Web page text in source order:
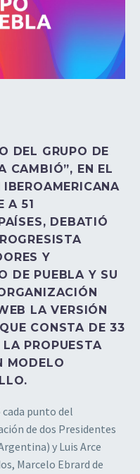
DEL GRUPO DE
CAMBIÓ”, EN EL
A 51
DEBATIÓ
Y
DE PUEBLA Y SU
LA VERSIÓN
CONSTA DE 33
PROPUESTA
MODELO
punto del
de dos Presidentes
y Luis Arce
Marcelo Ebrard de